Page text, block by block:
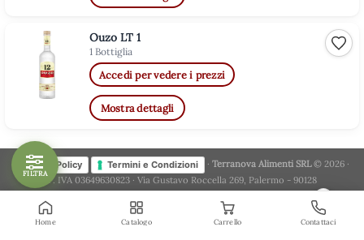
FILTRA
Ouzo LT 1
1 Bottiglia
Accedi per vedere i prezzi
Mostra dettagli
Privacy Policy Termini e Condizioni · Terranova Alimenti SRL© 2026 ·
P. IVA 03649630823 · Via Gustavo Roccella 269, Palermo - 90128
×
Home Catalogo Carrello Contattaci